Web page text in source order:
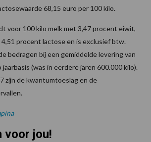
68,15 euro per 100 kilo.
voor 100 kilo melk met 3,47 procent eiwit,
procent lactose en is exclusief btw.
bedragen bij een gemiddelde levering van
(was in eerdere jaren 600.000 kilo).
zijn de kwantumtoeslag en de
voor jou!